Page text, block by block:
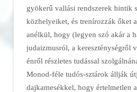
gyökerű vallási rendszerek hintik
közhelyeiket, és trenírozzák őket
anélkül, hogy (legyen szó akár a
judaizmusról, a kereszténységről
énről részletes tudással
Monod-féle tudós-sztárok állják
dajkamesékkel, hogy értelmetlen